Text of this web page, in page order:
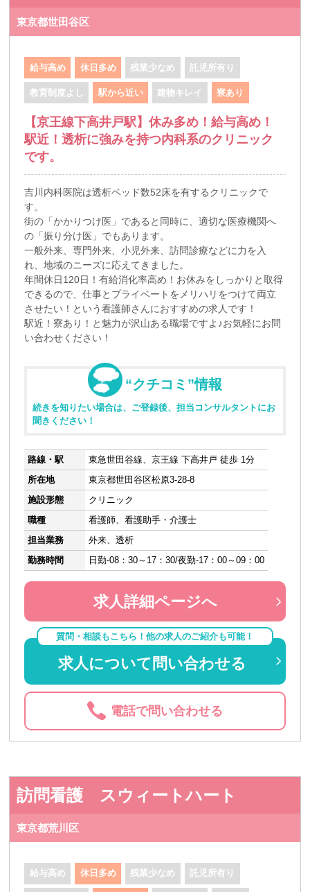
東京都世田谷区
給与高め 休日多め 残業少なめ 託児所有り
教育制度よし 駅から近い 建物キレイ 寮あり
【京王線下高井戸駅】休み多め！給与高め！
駅近！透析に強みを持つ内科系のクリニック
です。
吉川内科医院は透析ベッド数52床を有するクリニックで
す。
街の「かかりつけ医」であると同時に、適切な医療機関へ
の「振り分け医」でもあります。
一般外来、専門外来、小児外来、訪問診療などに力を入
れ、地域のニーズに応えてきました。
年間休日120日！有給消化率高め！お休みをしっかりと取得
できるので、仕事とプライベートをメリハリをつけて両立
させたい！という看護師さんにおすすめの求人です！
駅近！寮あり！と魅力が沢山ある職場ですよ♪お気軽にお問
い合わせください！
“クチコミ”情報
続きを知りたい場合は、ご登録後、担当コンサルタントにお
聞きください！
路線・駅
東急世田谷線、京王線 下高井戸 徒歩 1分
所在地
東京都世田谷区松原3-28-8
施設形態
クリニック
職種
看護師、看護助手・介護士
担当業務
外来、透析
勤務時間
日勤-08：30～17：30/夜勤-17：00～09：00
求人詳細ページへ
質問・相談もこちら！他の求人のご紹介も可能！
求人について問い合わせる
電話で問い合わせる
訪問看護 スウィートハート
東京都荒川区
給与高め 休日多め 残業少なめ 託児所有り